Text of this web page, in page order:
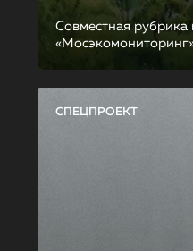
Совместная
СПЕЦПРОЕКТ